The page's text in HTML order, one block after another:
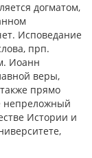
догматом,
Исповедание
прп.
Иоанн
веры,
прямо
непреложный
Истории и